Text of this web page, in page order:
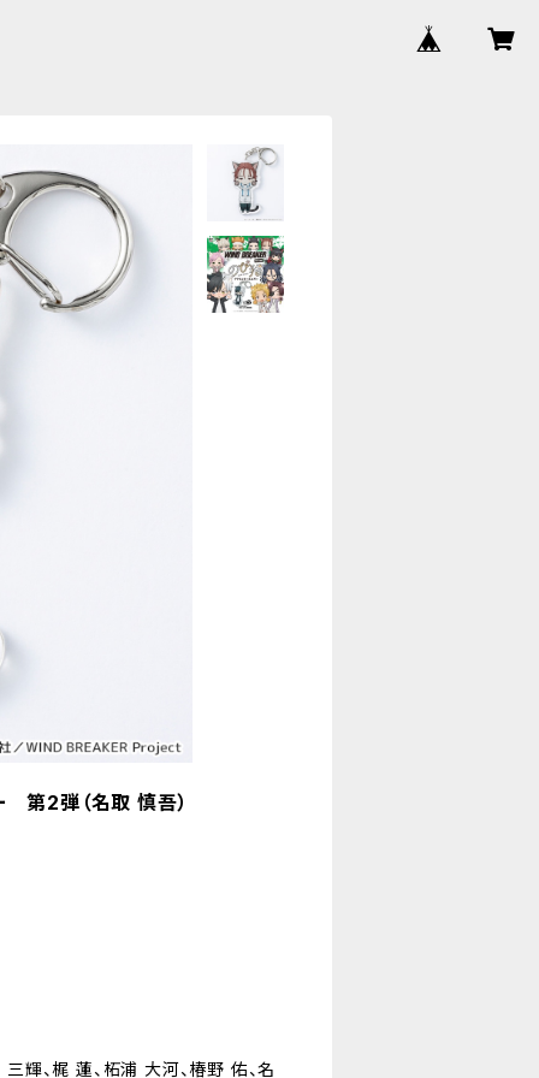
第2弾（名取 慎吾）
輝、梶 蓮、柘浦 大河、椿野 佑、名